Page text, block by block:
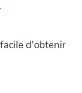
d'obtenir